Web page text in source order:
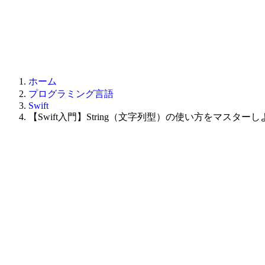
ホーム
プログラミング言語
Swift
【Swift入門】String（文字列型）の使い方をマスターし